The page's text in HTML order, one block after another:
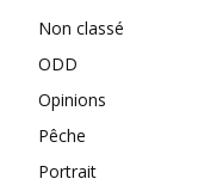
Non classé
ODD
Opinions
Pêche
Portrait